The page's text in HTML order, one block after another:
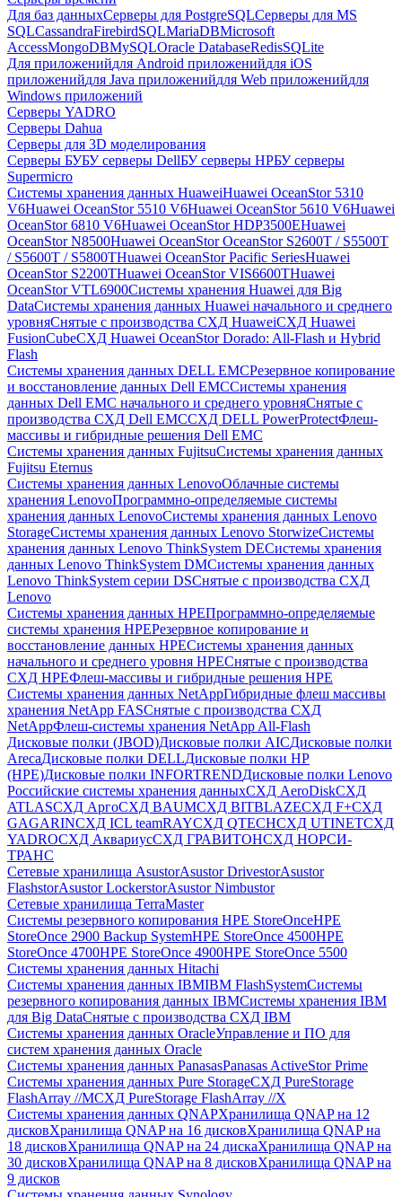
Для баз данныхСерверы для PostgreSQLСерверы для MS
SQLCassandraFirebirdSQLMariaDBMicrosoft
AccessMongoDBMySQLOracle DatabaseRedisSQLite
Для приложенийдля Android приложенийдля iOS
приложенийдля Java приложенийдля Web приложенийдля
Windows приложений
Серверы YADRO
Серверы Dahua
Серверы для 3D моделирования
Серверы БУБУ серверы DellБУ серверы HPБУ серверы
Supermicro
Системы хранения данных HuaweiHuawei OceanStor 5310
V6Huawei OceanStor 5510 V6Huawei OceanStor 5610 V6Huawei
OceanStor 6810 V6Huawei OceanStor HDP3500EHuawei
OceanStor N8500Huawei OceanStor OceanStor S2600T / S5500T
/ S5600T / S5800THuawei OceanStor Pacific SeriesHuawei
OceanStor S2200THuawei OceanStor VIS6600THuawei
OceanStor VTL6900Системы хранения Huawei для Big
DataСистемы хранения данных Huawei начального и среднего
уровняСнятые с производства СХД HuaweiСХД Huawei
FusionCubeСХД Huawei OceanStor Dorado: All-Flash и Hybrid
Flash
Системы хранения данных DELL EMCРезервное копирование
и восстановление данных Dell EMCСистемы хранения
данных Dell EMC начального и среднего уровняСнятые с
производства СХД Dell EMCСХД DELL PowerProtectФлеш-
массивы и гибридные решения Dell EMC
Системы хранения данных FujitsuСистемы хранения данных
Fujitsu Eternus
Системы хранения данных LenovoОблачные системы
хранения LenovoПрограммно-определяемые системы
хранения данных LenovoСистемы хранения данных Lenovo
StorageСистемы хранения данных Lenovo StorwizeСистемы
хранения данных Lenovo ThinkSystem DEСистемы хранения
данных Lenovo ThinkSystem DMСистемы хранения данных
Lenovo ThinkSystem серии DSСнятые с производства СХД
Lenovo
Системы хранения данных HPEПрограммно-определяемые
системы хранения HPEРезервное копирование и
восстановление данных HPEСистемы хранения данных
начального и среднего уровня HPEСнятые с производства
СХД HPEФлеш-массивы и гибридные решения HPE
Cистемы хранения данных NetAppГибридные флеш массивы
хранения NetApp FASСнятые с производства СХД
NetAppФлеш-системы хранения NetApp All-Flash
Дисковые полки (JBOD)Дисковые полки AICДисковые полки
ArecaДисковые полки DELLДисковые полки HP
(HPE)Дисковые полки INFORTRENDДисковые полки Lenovo
Российские системы хранения данныхСХД AeroDiskСХД
ATLASСХД AргоСХД BAUMСХД BITBLAZEСХД F+СХД
GAGARINСХД ICL teamRAYСХД QTECHСХД UTINETСХД
YADROСХД АквариусСХД ГРАВИТОНСХД НОРСИ-
ТРАНС
Сетевые хранилища AsustorAsustor DrivestorAsustor
FlashstorAsustor LockerstorAsustor Nimbustor
Сетевые хранилища TerraMaster
Системы резервного копирования HPE StoreOnceHPE
StoreOnce 2900 Backup SystemHPE StoreOnce 4500HPE
StoreOnce 4700HPE StoreOnce 4900HPE StoreOnce 5500
Системы хранения данных Hitachi
Системы хранения данных IBMIBM FlashSystemСистемы
резервного копирования данных IBMСистемы хранения IBM
для Big DataСнятые с производства СХД IBM
Системы хранения данных OracleУправление и ПО для
систем хранения данных Oracle
Системы хранения данных PanasasPanasas ActiveStor Prime
Системы хранения данных Pure StorageСХД PureStorage
FlashArray //MСХД PureStorage FlashArray //X
Системы хранения данных QNAPХранилища QNAP на 12
дисковХранилища QNAP на 16 дисковХранилища QNAP на
18 дисковХранилища QNAP на 24 дискаХранилища QNAP на
30 дисковХранилища QNAP на 8 дисковХранилища QNAP на
9 дисков